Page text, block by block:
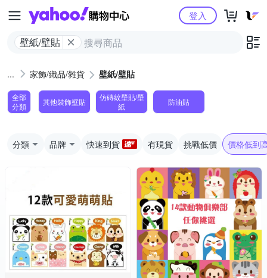
Yahoo購物中心
壁紙/壁貼
登入
家飾/織品/雜貨 壁紙/壁貼
全部
分類
其他裝飾壁貼
仿磚紋壁貼/壁
紙
防油貼
分類 品牌 快速到貨 有現貨 挑戰低價 價格低到